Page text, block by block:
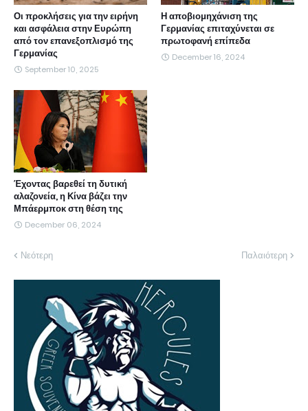
Οι προκλήσεις για την ειρήνη
και ασφάλεια στην Ευρώπη
από τον επανεξοπλισμό της
Γερμανίας
September 10, 2025
Η αποβιομηχάνιση της
Γερμανίας επιταχύνεται σε
πρωτοφανή επίπεδα
December 16, 2024
Έχοντας βαρεθεί τη δυτική
αλαζονεία, η Κίνα βάζει την
Μπάερμποκ στη θέση της
December 06, 2024
Νεότερη Παλαιότερη